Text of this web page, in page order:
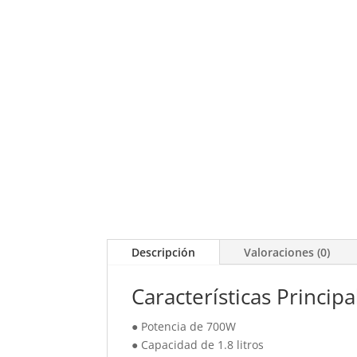
Descripción Valoraciones (0)
Características
● Potencia de 700W
● Capacidad de 1.8 litros